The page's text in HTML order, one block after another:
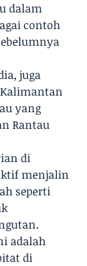
dalam
contoh
juga
yang
Rantau
di
menjalin
seperti
adalah
di